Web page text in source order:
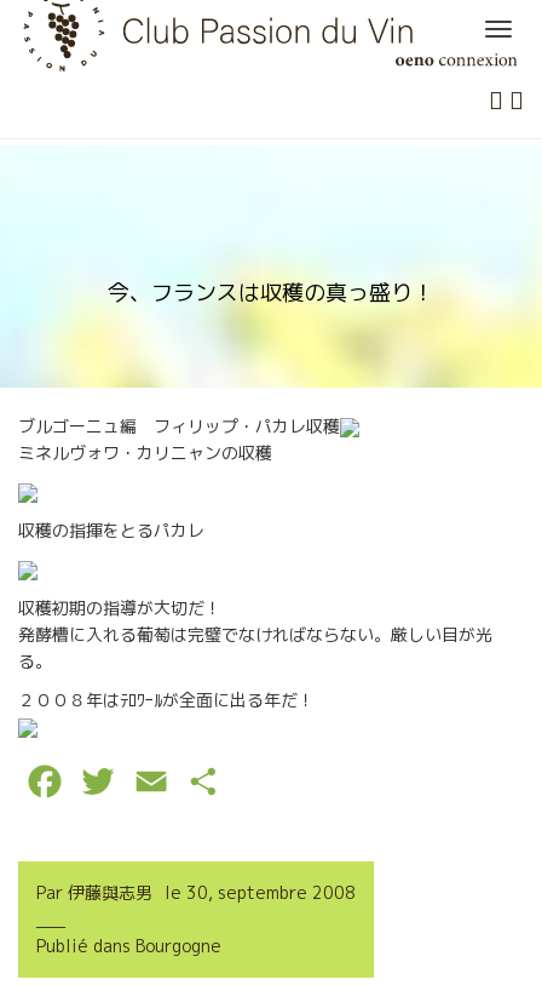
Skip
content
今、フランスは収穫の真っ盛り！
ブルゴーニュ編 フィリップ・パカレ収穫
ミネルヴォワ・カリニャンの収穫
収穫の指揮をとるパカレ
収穫初期の指導が大切だ！
発酵槽に入れる葡萄は完璧でなければならない。厳しい目が光
る。
２００８年はﾃﾛﾜｰﾙが全面に出る年だ！
c
b
i
t
a
l
r
Par 伊藤與志男 le 30, septembre 2008
Publié dans Bourgogne